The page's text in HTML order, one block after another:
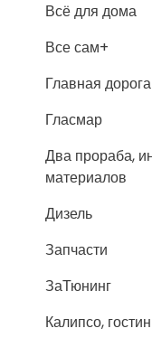
Всё для дома
Все сам+
Главная
Гласмар
Два прораба,
материалов
Дизель
Запчасти
ЗаТюнинг
Калипсо,